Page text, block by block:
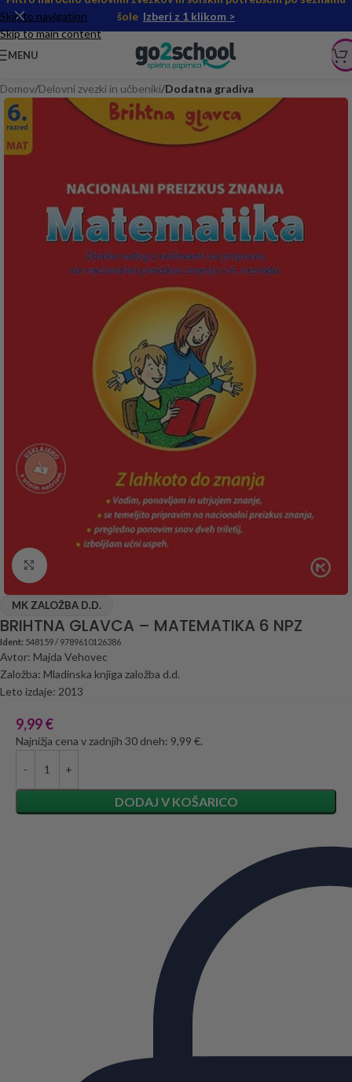
Skip to navigation
Skip to main content
šole Izberi z 1 klikom >
MENU
Domov Delovni zvezki in učbeniki Dodatna gradiva
Click to enlarge
MK ZALOŽBA D.D.
BRIHTNA GLAVCA – MATEMATIKA 6 NPZ
Ident: 548159 / 9789610126386
Avtor: Majda Vehovec
Založba: Mladinska knjiga založba d.d.
Leto izdaje: 2013
9,99€
Najnižja cena v zadnjih 30 dneh: 9,99 €.
DODAJ V KOŠARICO